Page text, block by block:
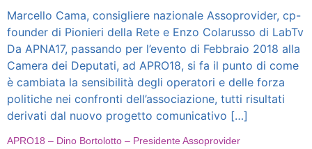
Marcello Cama, consigliere nazionale Assoprovider, cp-
founder di Pionieri della Rete e Enzo Colarusso di LabTv
Da APNA17, passando per l’evento di Febbraio 2018 alla
Camera dei Deputati, ad APRO18, si fa il punto di come
è cambiata la sensibilità degli operatori e delle forza
politiche nei confronti dell’associazione, tutti risultati
derivati dal nuovo progetto comunicativo […]
APRO18 – Dino Bortolotto – Presidente Assoprovider